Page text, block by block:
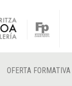
OFERTA FORMATIVA